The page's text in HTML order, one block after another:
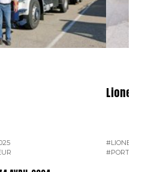
Lionel
#LIONEL
#PORTRAIT